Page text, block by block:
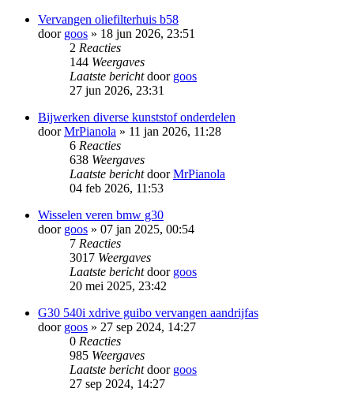
Vervangen oliefilterhuis b58
door goos » 18 jun 2026, 23:51
2 Reacties
144 Weergaves
Laatste berichtdoor goos
27 jun 2026, 23:31
Bijwerken diverse kunststof onderdelen
doorMrPianola » 11 jan 2026, 11:28
6 Reacties
638 Weergaves
Laatste berichtdoorMrPianola
04 feb 2026, 11:53
Wisselen veren bmw g30
door goos » 07 jan 2025, 00:54
7 Reacties
3017 Weergaves
Laatste berichtdoor goos
20 mei 2025, 23:42
G30 540i xdrive guibo vervangen aandrijfas
door goos » 27 sep 2024, 14:27
0 Reacties
985 Weergaves
Laatste berichtdoor goos
27 sep 2024, 14:27